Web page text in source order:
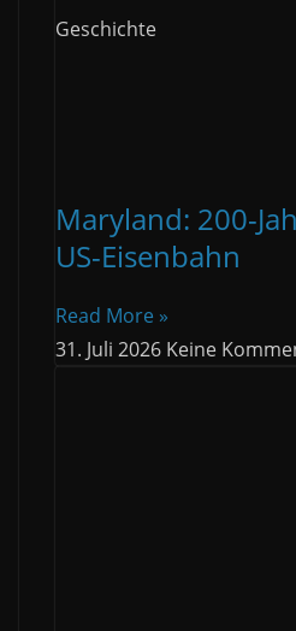
Geschichte
Maryland: 200-
US-Eisenbahn
Read More »
31. Juli 2026 Keine